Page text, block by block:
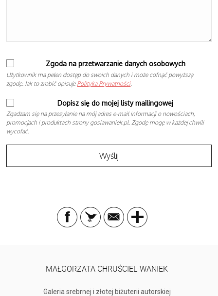
Zgoda na przetwarzanie danych osobowych
Użytkownik ma pełen dostęp do swoich danych i może cofnąć powyższą
zgodę. Jak to zrobić opisuje Polityka Prywatności.
Dopisz się do mojej listy mailingowej
Zgadzam się na przesyłanie na mój adres e-mail informacji o nowościach,
promocjach i produktach strony gosiawaniek.pl. Zgodę mogę w każdej chwili
wycofać.
MAŁGORZATA CHRUŚCIEL-WANIEK
Galeria srebrnej i złotej biżuterii autorskiej